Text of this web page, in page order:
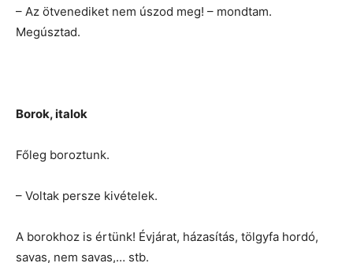
– Az ötvenediket nem úszod meg! – mondtam.
Megúsztad.
Borok, italok
Főleg boroztunk.
– Voltak persze kivételek.
A borokhoz is értünk! Évjárat, házasítás, tölgyfa hordó,
savas, nem savas,… stb.